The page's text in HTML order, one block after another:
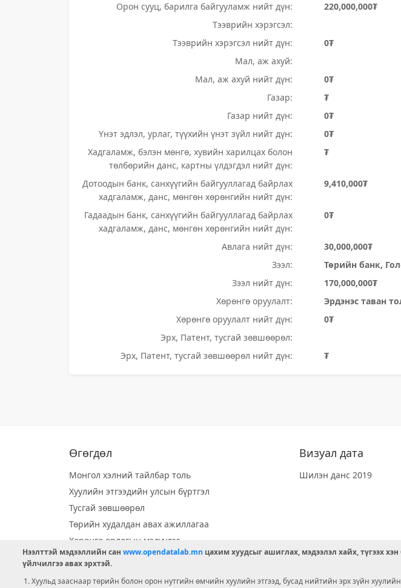
Орон сууц, барилга байгууламж нийт дүн:
220,000,000₮
Тээврийн хэрэгсэл:
Тээврийн хэрэгсэл нийт дүн:
0₮
Мал, аж ахуй:
Мал, аж ахуй нийт дүн:
0₮
Газар:
₮
Газар нийт дүн:
0₮
Үнэт эдлэл, урлаг, түүхийн үнэт зүйл нийт дүн:
0₮
Хадгаламж, бэлэн мөнгө, хувийн харилцах болон
төлбөрийн данс, картны үлдэгдэл нийт дүн:
₮
Дотоодын банк, санхүүгийн байгууллагад байрлах
хадгаламж, данс, мөнгөн хөрөнгийн нийт дүн:
9,410,000₮
Гадаадын банк, санхүүгийн байгууллагад байрлах
хадгаламж, данс, мөнгөн хөрөнгийн нийт дүн:
0₮
Авлага нийт дүн:
30,000,000₮
Зээл:
Төрийн банк,
Зээл нийт дүн:
170,000,000₮
Хөрөнгө оруулалт:
Эрдэнэс таван
Хөрөнгө оруулалт нийт дүн:
0₮
Эрх, Патент, тусгай зөвшөөрөл:
Эрх, Патент, тусгай зөвшөөрөл нийт дүн:
₮
Өгөгдөл
Монгол хэлний тайлбар толь
Хуулийн этгээдийн улсын бүртгэл
Тусгай зөвшөөрөл
Төрийн худалдан авах ажиллагаа
Хөрөнгө орлогын мэдүүлэг
Орон нутгийн хөгжлийн сан
Визуал дата
Шилэн данс 2019
Нээлттэй мэдээллийн сан www.opendatalab.mn цахим хуудсыг ашиглах, мэдээлэл хайх, түгээх
үйлчилгээ авах эрхтэй.
Хуульд зааснаар төрийн болон орон нутгийн өмчийн хуулийн этгээд, бусад нийтийн эрх зүйн